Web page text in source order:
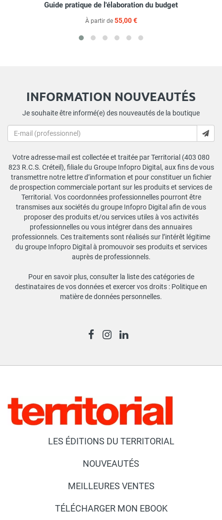
Guide pratique de l'élaboration du budget
À partir de 55,00 €
INFORMATION NOUVEAUTÉS
Je souhaite être informé(e) des nouveautés de la boutique
Votre adresse-mail est collectée et traitée par Territorial (403 080
823 R.C.S. Créteil), filiale du Groupe Infopro Digital, aux fins de vous
transmettre notre lettre d’information et pour constituer un fichier
de prospection commerciale portant sur les produits et services de
Territorial. Vos coordonnées professionnelles pourront être
transmises aux sociétés du groupe Infopro Digital afin de vous
proposer des produits et/ou services utiles à vos activités
professionnelles ou vous intégrer dans des annuaires
professionnels. Ces traitements sont réalisés sur l’intérêt légitime
du groupe Infopro Digital à promouvoir ses produits et services
auprès de professionnels.
Pour en savoir plus, consulter la liste des catégories de
destinataires de vos données et exercer vos droits : Politique en
matière de données personnelles.
LES ÉDITIONS DU TERRITORIAL
NOUVEAUTÉS
MEILLEURES VENTES
TÉLÉCHARGER MON EBOOK